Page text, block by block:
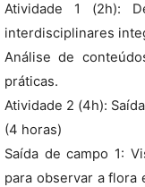
Atividade 1 (2h):
interdisciplinares
Análise de
práticas.
Atividade 2 (4h):
(4 horas)
Saída de campo 1:
para observar a flora